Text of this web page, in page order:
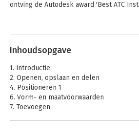
ontving de Autodesk award 'Best ATC
Andere boeken door
Boeklagen
Inhoudsopgave
1. Introductie
2. Openen, opslaan en delen
4. Positioneren 1
6. Vorm- en maatvoorwaarden
7. Toevoegen